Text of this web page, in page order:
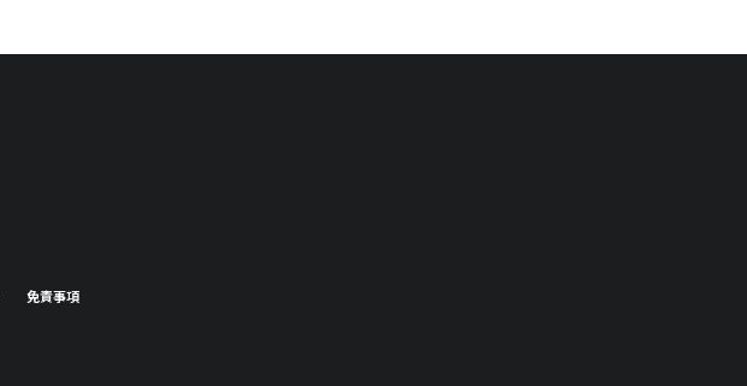
免責事項